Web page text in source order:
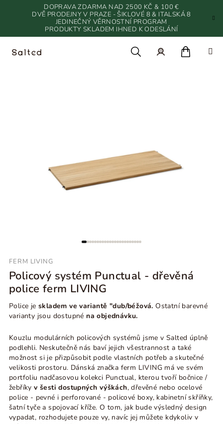
DOPRAVA ZDARMA NAD 2500 KČ & 100 €
DVĚ PRODEJNY V PRAZE - ŠIKLOVÉ 8 & ITALSKÁ 8
JEDINEČNÝ VĚRNOSTNÍ PROGRAM
PRODUKTY SKLADEM IHNED K ODESLÁNÍ
FERM LIVING
Policový systém Punctual - dřevěná
police ferm LIVING
Police je skladem ve variantě "dub/béžová. Ostatní barevné
varianty jsou dostupné na objednávku.
Kouzlu modulárních policových systémů jsme v Salted úplně
podlehli. Neskutečně nás baví jejich všestrannost a také
možnost si je přizpůsobit podle vlastních potřeb a skutečné
velikosti prostoru. Dánská značka ferm LIVING má ve svém
portfoliu nadčasovou kolekci Punctual, kterou tvoří bočnice /
žebříkyv šesti dostupných výškách, dřevěné nebo ocelové
police - pevné i perforované - policové boxy, kabinetní skříňky,
šatní tyče a spojovací kříže. O tom, jak bude výsledný design
vypadat, rozhodujete pouze vy, navíc jej můžete kdykoliv v